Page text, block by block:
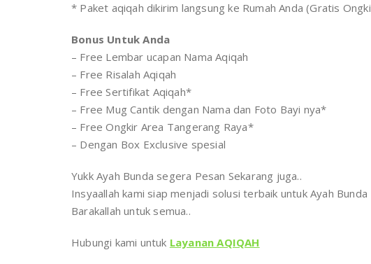
* Paket aqiqah dikirim langsung ke Rumah Anda (Gratis
Bonus Untuk Anda
– Free Lembar ucapan Nama Aqiqah
– Free Risalah Aqiqah
– Free Sertifikat Aqiqah*
– Free Mug Cantik dengan Nama dan Foto Bayi nya*
– Free Ongkir Area Tangerang Raya*
– Dengan Box Exclusive spesial
Yukk Ayah Bunda segera Pesan Sekarang juga..
Insyaallah kami siap menjadi solusi terbaik untuk Ayah
Barakallah untuk semua..
Hubungi kami untuk Layanan AQIQAH